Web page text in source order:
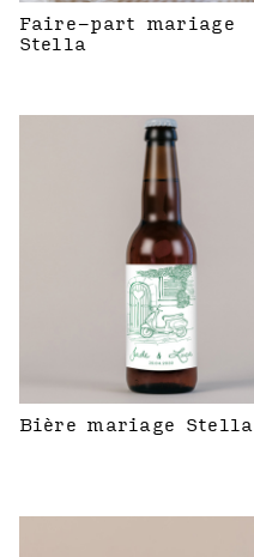
Faire-part mariage
Stella
Bière mariage Stella